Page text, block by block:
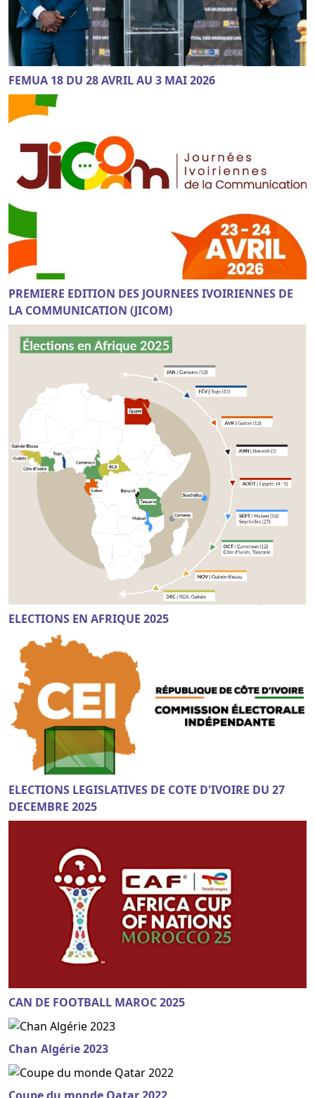
FEMUA 18 DU 28 AVRIL AU 3 MAI 2026
PREMIERE EDITION DES JOURNEES IVOIRIENNES DE
LA COMMUNICATION (JICOM)
ELECTIONS EN AFRIQUE 2025
ELECTIONS LEGISLATIVES DE COTE D'IVOIRE DU 27
DECEMBRE 2025
CAN DE FOOTBALL MAROC 2025
Chan Algérie 2023